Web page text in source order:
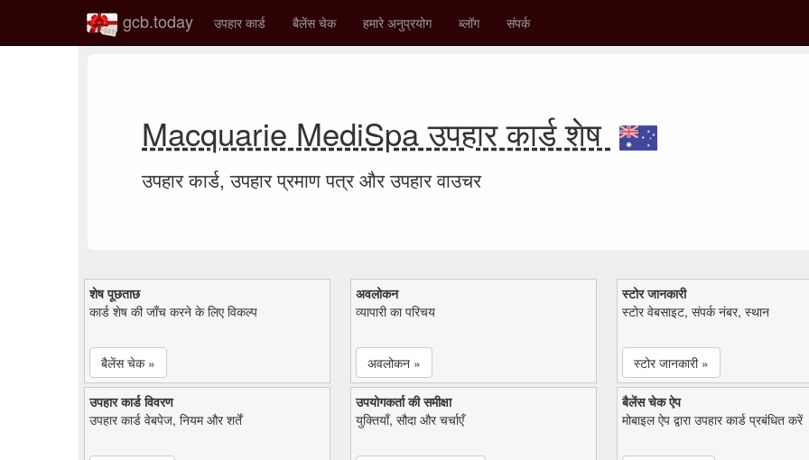
gcb.today उपहार कार्ड बैलेंस चेक हमारे अनुप्रयोग ब्लॉग संपर्क
Macquarie MediSpa उपहार कार्ड शेष
उपहार कार्ड, उपहार प्रमाण पत्र और उपहार वाउचर
शेष पूछताछ
कार्ड शेष की जाँच करने के लिए विकल्प
बैलेंस चेक »
अवलोकन
व्यापारी का परिचय
अवलोकन »
स्टोर जानकारी
स्टोर वेबसाइट, संपर्क नंबर, स्थान
स्टोर जानकारी »
उपहार कार्ड विवरण
उपहार कार्ड वेबपेज, नियम और शर्तें
उपयोगकर्ता की समीक्षा
युक्तियाँ, सौदा और चर्चाएँ
बैलेंस चेक ऐप
मोबाइल ऐप द्वारा उपहार कार्ड प्रबंधित करें